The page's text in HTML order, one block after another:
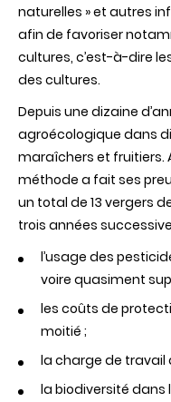
naturelles » et autres
afin de favoriser
cultures, c’est-à-dire
des cultures.
Depuis une dizaine
agroécologique dans
maraîchers et fruitiers.
méthode a fait ses
un total de 13 vergers
trois années
l’usage des
voire quasiment
les coûts de
moitié ;
la charge de travail
la biodiversité dans